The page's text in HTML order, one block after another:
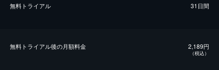
無料トライアル 31日間
無料トライアル後の⽉額料金 2,189円
（税込）